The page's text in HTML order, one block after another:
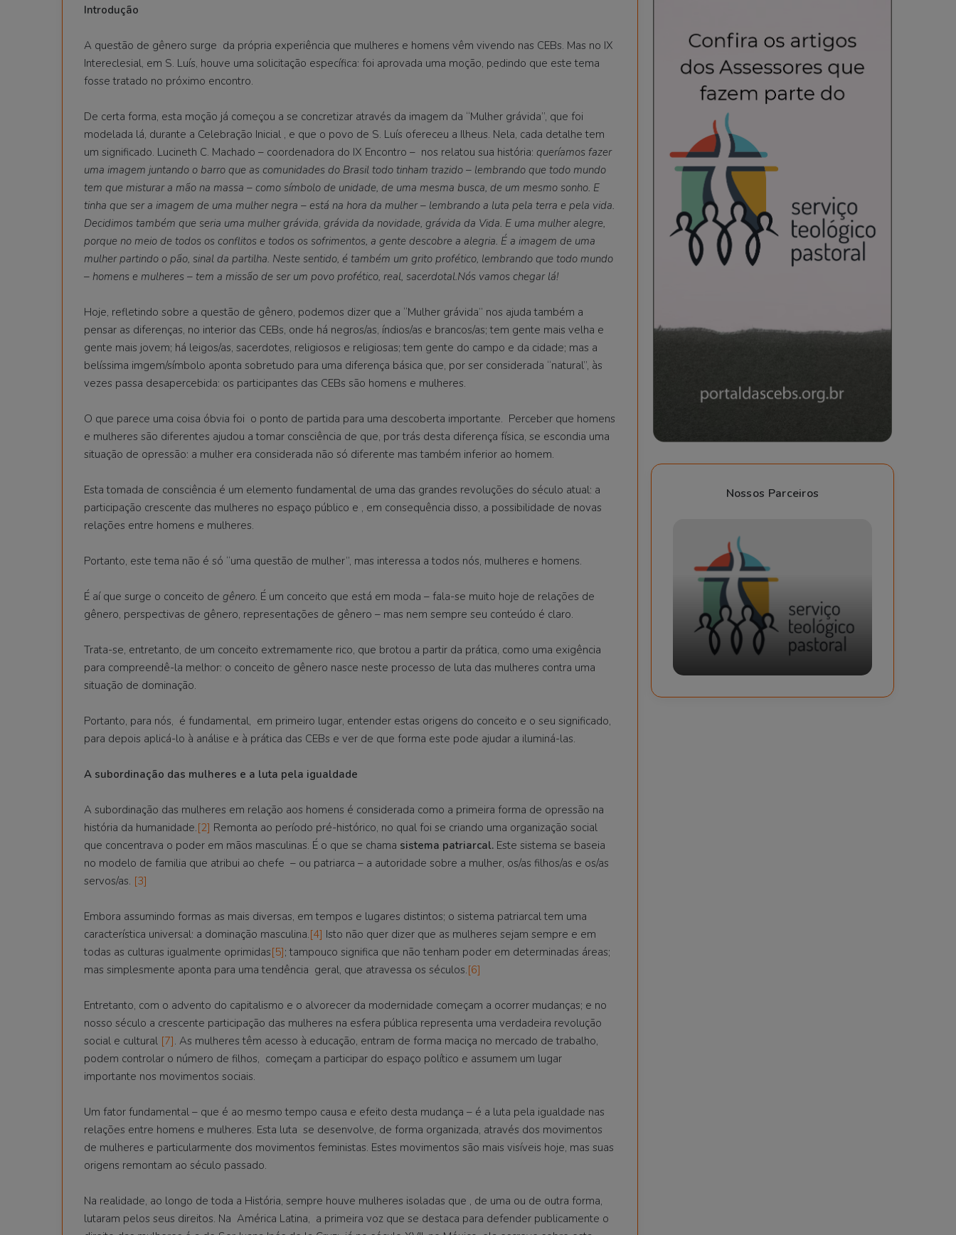
Introdução
A questão de gênero surge da própria experiência que mulheres e homens vêm vivendo nas CEBs. Mas no IX
Intereclesial, em S. Luís, houve uma solicitação específica: foi aprovada uma moção, pedindo que este tema
fosse tratado no próximo encontro.
De certa forma, esta moção já começou a se concretizar através da imagem da “Mulher grávida”, que foi
modelada lá, durante a Celebração Inicial , e que o povo de S. Luís ofereceu a Ilheus. Nela, cada detalhe tem
um significado. Lucineth C. Machado – coordenadora do IX Encontro – nos relatou sua história: queríamos fazer
uma imagem juntando o barro que as comunidades do Brasil todo tinham trazido – lembrando que todo mundo
tem que misturar a mão na massa – como símbolo de unidade, de uma mesma busca, de um mesmo sonho. E
tinha que ser a imagem de uma mulher negra – está na hora da mulher – lembrando a luta pela terra e pela vida.
Decidimos também que seria uma mulher grávida, grávida da novidade, grávida da Vida. E uma mulher alegre,
porque no meio de todos os conflitos e todos os sofrimentos, a gente descobre a alegria. É a imagem de uma
mulher partindo o pão, sinal da partilha. Neste sentido, é também um grito profético, lembrando que todo mundo
– homens e mulheres – tem a missão de ser um povo profético, real, sacerdotal.Nós vamos chegar lá!
Hoje, refletindo sobre a questão de gênero, podemos dizer que a “Mulher grávida” nos ajuda também a
pensar as diferenças, no interior das CEBs, onde há negros/as, índios/as e brancos/as; tem gente mais velha e
gente mais jovem; há leigos/as, sacerdotes, religiosos e religiosas; tem gente do campo e da cidade; mas a
belíssima imgem/símbolo aponta sobretudo para uma diferença básica que, por ser considerada “natural”, às
vezes passa desapercebida: os participantes das CEBs são homens e mulheres.
O que parece uma coisa óbvia foi o ponto de partida para uma descoberta importante. Perceber que homens
e mulheres são diferentes ajudou a tomar consciência de que, por trás desta diferença física, se escondia uma
situação de opressão: a mulher era considerada não só diferente mas também inferior ao homem.
Esta tomada de consciência é um elemento fundamental de uma das grandes revoluções do século atual: a
participação crescente das mulheres no espaço público e , em consequência disso, a possibilidade de novas
relações entre homens e mulheres.
Portanto, este tema não é só “uma questão de mulher”, mas interessa a todos nós, mulheres e homens.
É aí que surge o conceito de gênero. É um conceito que está em moda – fala-se muito hoje de relações de
gênero, perspectivas de gênero, representações de gênero – mas nem sempre seu conteúdo é claro.
Trata-se, entretanto, de um conceito extremamente rico, que brotou a partir da prática, como uma exigência
para compreendê-la melhor: o conceito de gênero nasce neste processo de luta das mulheres contra uma
situação de dominação.
Portanto, para nós, é fundamental, em primeiro lugar, entender estas origens do conceito e o seu significado,
para depois aplicá-lo à análise e à prática das CEBs e ver de que forma este pode ajudar a iluminá-las.
A subordinação das mulheres e a luta pela igualdade
A subordinação das mulheres em relação aos homens é considerada como a primeira forma de opressão na
história da humanidade.[2] Remonta ao período pré-histórico, no qual foi se criando uma organização social
que concentrava o poder em mãos masculinas. É o que se chama sistema patriarcal. Este sistema se baseia
no modelo de familia que atribui ao chefe – ou patriarca – a autoridade sobre a mulher, os/as filhos/as e os/as
servos/as. [3]
Embora assumindo formas as mais diversas, em tempos e lugares distintos; o sistema patriarcal tem uma
característica universal: a dominação masculina.[4] Isto não quer dizer que as mulheres sejam sempre e em
todas as culturas igualmente oprimidas[5]; tampouco significa que não tenham poder em determinadas áreas;
mas simplesmente aponta para uma tendência geral, que atravessa os séculos.[6]
Entretanto, com o advento do capitalismo e o alvorecer da modernidade começam a ocorrer mudanças; e no
nosso século a crescente participação das mulheres na esfera pública representa uma verdadeira revolução
social e cultural [7]. As mulheres têm acesso à educação, entram de forma maciça no mercado de trabalho,
podem controlar o número de filhos, começam a participar do espaço político e assumem um lugar
importante nos movimentos sociais.
Um fator fundamental – que é ao mesmo tempo causa e efeito desta mudança – é a luta pela igualdade nas
relações entre homens e mulheres. Esta luta se desenvolve, de forma organizada, através dos movimentos
de mulheres e particularmente dos movimentos feministas. Estes movimentos são mais visíveis hoje, mas suas
origens remontam ao século passado.
Na realidade, ao longo de toda a História, sempre houve mulheres isoladas que , de uma ou de outra forma,
lutaram pelos seus direitos. Na América Latina, a primeira voz que se destaca para defender publicamente o
Nossos Parceiros